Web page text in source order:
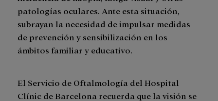
patologías oculares. Ante esta situación,
subrayan la necesidad de impulsar medidas
de prevención y sensibilización en los
ámbitos familiar y educativo.
El Servicio de Oftalmología del Hospital
Clínic de Barcelona recuerda que la visión se